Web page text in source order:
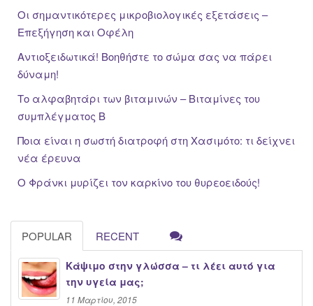
Οι σημαντικότερες μικροβιολογικές εξετάσεις –
Επεξήγηση και Οφέλη
Αντιοξειδωτικά! Βοηθήστε το σώμα σας να πάρει
δύναμη!
Το αλφαβητάρι των βιταμινών – Βιταμίνες του
συμπλέγματος Β
Ποια είναι η σωστή διατροφή στη Χασιμότο: τι δείχνει
νέα έρευνα
Ο Φράνκι μυρίζει τον καρκίνο του θυρεοειδούς!
POPULAR RECENT
Κάψιμο στην γλώσσα – τι λέει αυτό για
την υγεία μας;
11 Μαρτίου, 2015